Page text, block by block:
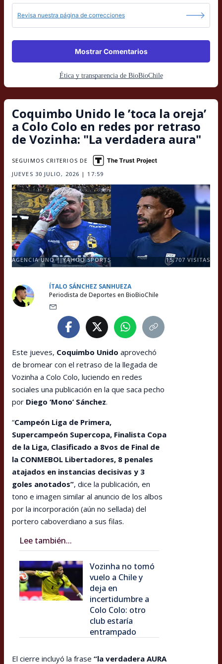
Revisa nuestra página de correcciones
Mostrar Comentarios
Ética y transparencia de BioBioChile
Coquimbo Unido le ’toca la oreja’
a Colo Colo en redes por retraso
de Vozinha: "La verdadera aura"
JUEVES 30 JULIO, 2026 | 17:59
SEGUIMOS CRITERIOS DE
AGENCIA UNO | YAHOO SPORTS 15,707VISITAS
ÍTALO SÁNCHEZ SANHUEZA
Periodista de Deportes en BioBioChile
Este jueves, Coquimbo Unido aprovechó
de bromear con el retraso de la llegada de
Vozinha a Colo Colo, luciendo en redes
sociales una publicación en la que saca pecho
por Diego ‘Mono’ Sánchez.
“Campeón Liga de Primera,
Supercampeón Supercopa, Finalista Copa
de la Liga, Clasificado a 8vos de Final de
la CONMEBOL Libertadores, 8 penales
atajados en instancias decisivas y 3
goles anotados”, dice la publicación, en
tono e imagen similar al anuncio de los albos
por la incorporación (aún no sellada) del
portero caboverdiano a sus filas.
Lee también...
Vozinha no tomó
vuelo a Chile y
deja en
incertidumbre a
Colo Colo: otro
club estaría
entrampado
El cierre incluyó la frase “la verdadera AURA